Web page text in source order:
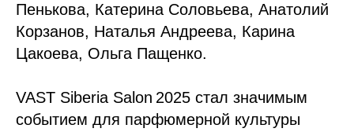
Пенькова, Катерина Соловьева, Анатолий
Корзанов, Наталья Андреева, Карина
Цакоева, Ольга Пащенко.
VAST Siberia Salon 2025 стал значимым
событием для парфюмерной культуры